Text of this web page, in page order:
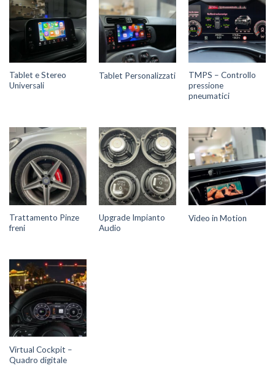
Tablet e Stereo
Universali
Tablet Personalizzati
TMPS – Controllo
pressione
pneumatici
Trattamento Pinze
freni
Upgrade Impianto
Audio
Video in Motion
Virtual Cockpit –
Quadro digitale